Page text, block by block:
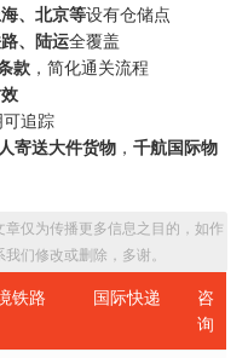
、北京等设有仓储点
、陆运全覆盖
款 ，简化通关流程
追踪
寄送大件货物 ，千航国际物
仅为传播更多信息之目的，如作
们修改或删除，多谢。
铁路 国际快递
咨
询